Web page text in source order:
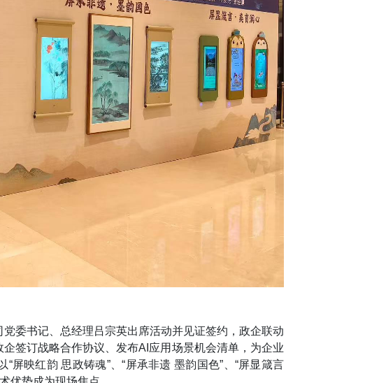
委书记、总经理吕宗英出席活动并见证签约，政企联动
签订战略合作协议、发布AI应用场景机会清单，为企业
“屏映红韵 思政铸魂”、“屏承非遗 墨韵国色”、“屏显箴言